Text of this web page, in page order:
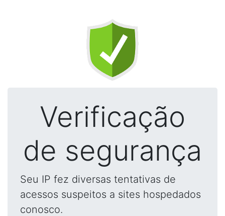
Verificação
de segurança
Seu IP fez diversas tentativas de
acessos suspeitos a sites hospedados
conosco.